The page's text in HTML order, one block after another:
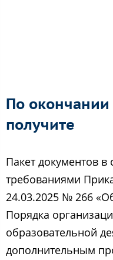
По
получите
Пакет документов в
требованиями
24.03.2025 № 266
Порядка
образовательной
дополнительным